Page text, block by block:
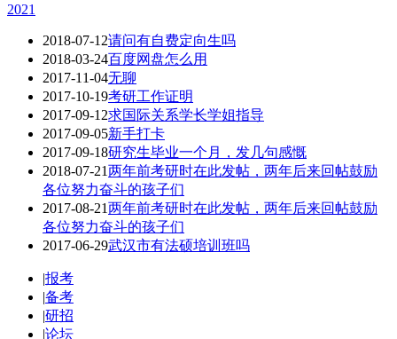
2021
2018-07-12请问有自费定向生吗
2018-03-24百度网盘怎么用
2017-11-04无聊
2017-10-19考研工作证明
2017-09-12求国际关系学长学姐指导
2017-09-05新手打卡
2017-09-18研究生毕业一个月，发几句感慨
2018-07-21两年前考研时在此发帖，两年后来回帖鼓励
各位努力奋斗的孩子们
2017-08-21两年前考研时在此发帖，两年后来回帖鼓励
各位努力奋斗的孩子们
2017-06-29武汉市有法硕培训班吗
|报考
|备考
|研招
|论坛